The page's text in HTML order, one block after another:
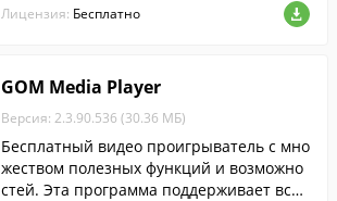
Лицензия: Бесплатно
GOM Media Player
Версия: 2.3.90.536 (30.36 МБ)
Бесплатный видео проигрыватель с мно
жеством полезных функций и возможно
стей. Эта программа поддерживает все